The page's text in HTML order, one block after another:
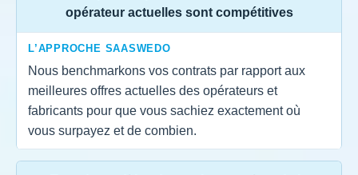
opérateur actuelles sont compétitives
L’APPROCHE SAASWEDO
Nous benchmarkons vos contrats par rapport aux
meilleures offres actuelles des opérateurs et
fabricants pour que vous sachiez exactement où
vous surpayez et de combien.